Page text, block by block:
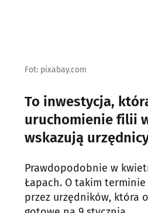
Fot: pixabay.com
To inwestycja,
uruchomienie filii
wskazują
Prawdopodobnie w
Łapach. O takim
przez urzędników, która